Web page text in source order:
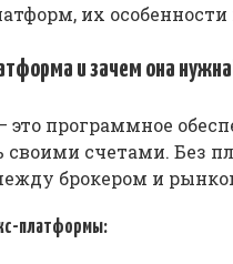
их
и зачем она
это программное
своими счетами. Без
брокером и
платформы: